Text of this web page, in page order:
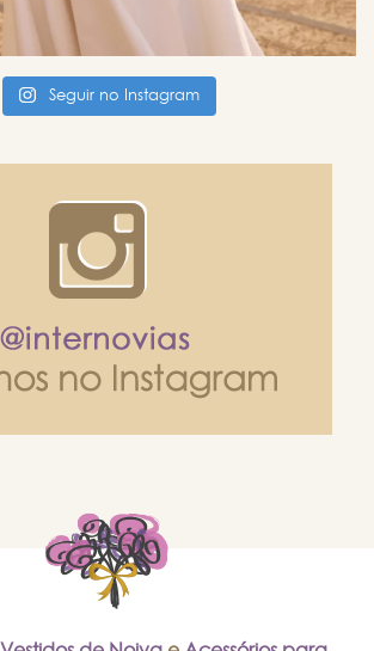
Seguir no Instagram